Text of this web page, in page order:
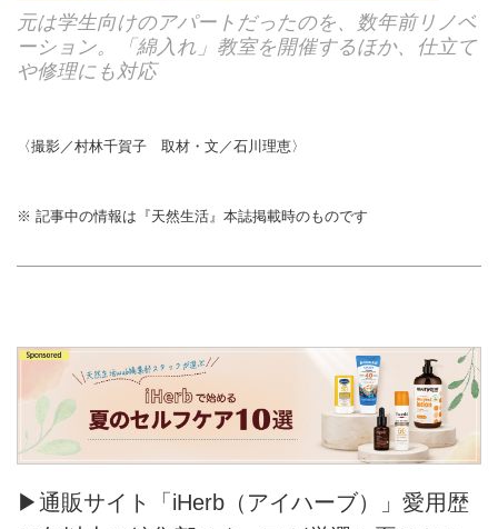
元は学生向けのアパートだったのを、数年前リノベ
ーション。「綿入れ」教室を開催するほか、仕立て
や修理にも対応
〈撮影／村林千賀子 取材・文／石川理恵〉
※ 記事中の情報は『天然生活』本誌掲載時のものです
▶通販サイト「iHerb（アイハーブ）」愛用歴